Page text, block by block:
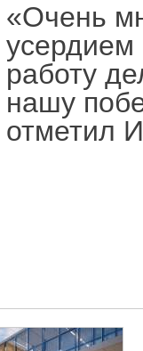
«Очень
работу
нашу
отметил